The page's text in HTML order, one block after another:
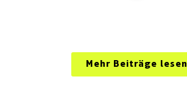
Mehr Beiträge lesen